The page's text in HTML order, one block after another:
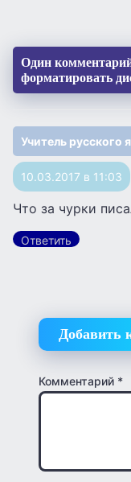
Один
форматировать
Учитель русского
10.03.2017 в 11:03
Что за чурки
Ответить
Добавить
Комментарий *